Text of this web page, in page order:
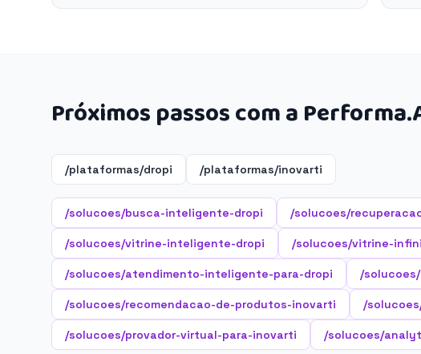
Próximos passos com a
/plataformas/dropi /plataformas/inovarti
/solucoes/busca-inteligente-dropi /solucoes/
/solucoes/vitrine-inteligente-dropi /solucoes/vitrine-
/solucoes/atendimento-inteligente-para-dropi /
/solucoes/recomendacao-de-produtos-inovarti /
/solucoes/provador-virtual-para-inovarti /solucoes/